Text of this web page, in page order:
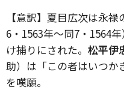
【意訳】夏目広次は永禄
6・1563年～同7・1564
け捕りにされた。 松平伊
助）は「この者はいつか
を嘆願。